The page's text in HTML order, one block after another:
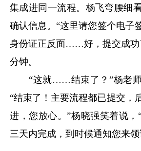
集成进同一流程。杨飞弯腰细
确认信息。“这里请您签个电
身份证正反面……好，提交成功
分钟。
“这就……结束了？”杨老师
“结束了！主要流程都已提交，
进，您放心。”杨晓强笑着说，
三天内完成，到时候通知您来领